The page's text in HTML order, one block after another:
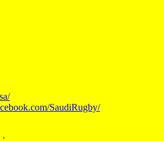
SaudiRugby/
: